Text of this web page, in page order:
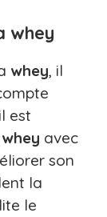
whey
whey, il
est
whey avec
son
la
le